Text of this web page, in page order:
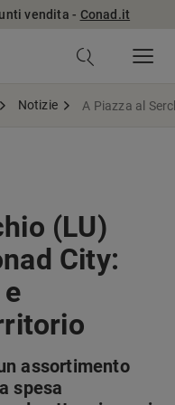
vendita - Conad.it
Notizie A Piazza al
(LU)
City:
assortimento
spesa